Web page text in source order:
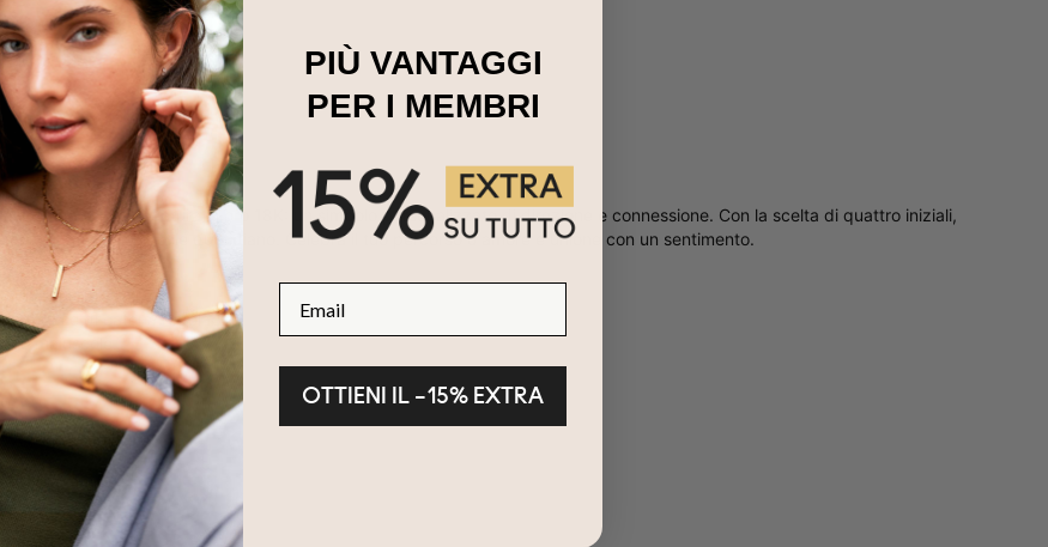
Compass in placcatura in oro 18K: un simbolo personalizzato di direzione e connessione. Con la scelta di quattro iniziali,
significativo al tuo stile quotidiano. Celebra il tuo percorso d'amore e unione con un sentimento.
d'oro 18 carati.
4 iniziali.
di catena regolabili.
maiuscole.
PIÙ VANTAGGI
PER I MEMBRI
OTTIENI IL –15% EXTRA